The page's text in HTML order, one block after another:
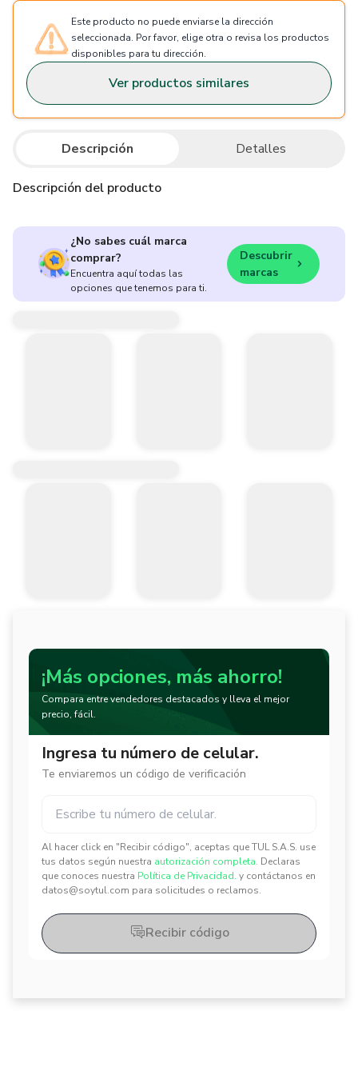
Este producto no puede enviarse la dirección
seleccionada. Por favor, elige otra o revisa los productos
disponibles para tu dirección.
Ver productos similares
Descripción Detalles
Descripción del producto
¿No sabes cuál marca
comprar?
Encuentra aquí todas las
opciones que tenemos para ti.
Descubrir
marcas
¡Más opciones, más ahorro!
Compara entre vendedores destacados y lleva el mejor
precio, fácil.
Ingresa tu número de celular.
Te enviaremos un código de verificación
Al hacer click en "Recibir código", aceptas que TUL S.A.S. use
tus datos según nuestra autorización completa. Declaras
que conoces nuestra Política de Privacidad. y contáctanos en
datos@soytul.com para solicitudes o reclamos.
✕
✕
Recibir código